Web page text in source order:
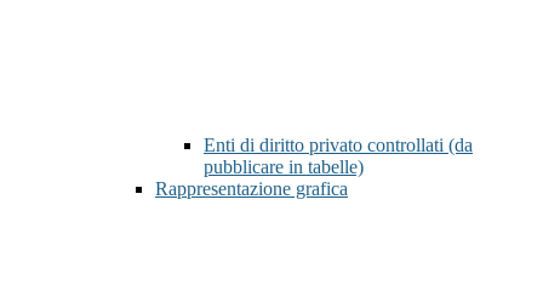
Enti di diritto privato controllati (da
pubblicare in tabelle)
Rappresentazione grafica